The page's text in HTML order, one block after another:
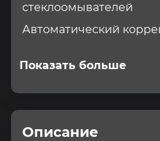
стеклоомывателей
Автоматический
Показать больше
Описание